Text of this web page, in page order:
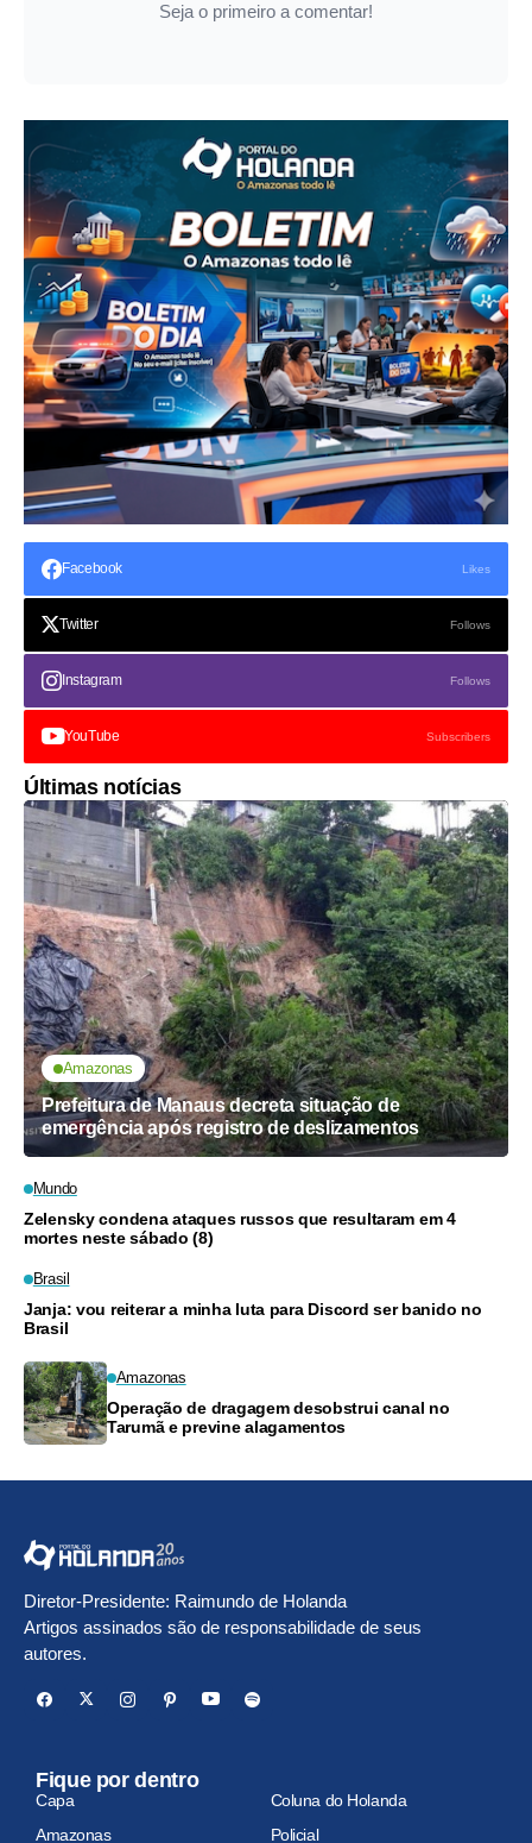
Seja o primeiro a comentar!
Facebook Likes
Twitter Follows
Instagram Follows
YouTube Subscribers
Últimas notícias
Amazonas
Prefeitura de Manaus decreta situação de
emergência após registro de deslizamentos
Mundo
Zelensky condena ataques russos que resultaram em 4
mortes neste sábado (8)
Brasil
Janja: vou reiterar a minha luta para Discord ser banido no
Brasil
Amazonas
Operação de dragagem desobstrui canal no
Tarumã e previne alagamentos
Diretor-Presidente: Raimundo de Holanda
Artigos assinados são de responsabilidade de seus
autores.
Fique por dentro
Capa
Coluna do Holanda
Amazonas
Policial